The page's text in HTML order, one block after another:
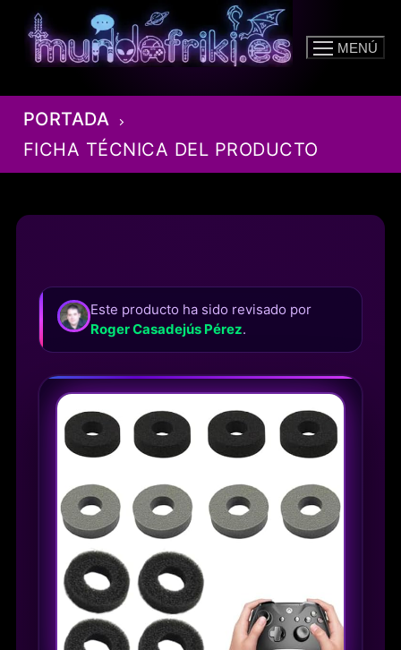
contenido
MENÚ
PORTADA
FICHA TÉCNICA DEL PRODUCTO
Este producto ha sido revisado por
Roger Casadejús Pérez.